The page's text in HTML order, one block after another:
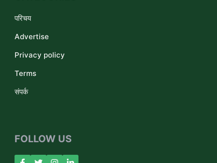
परिचय
Advertise
Privacy policy
Terms
संपर्क
FOLLOW US